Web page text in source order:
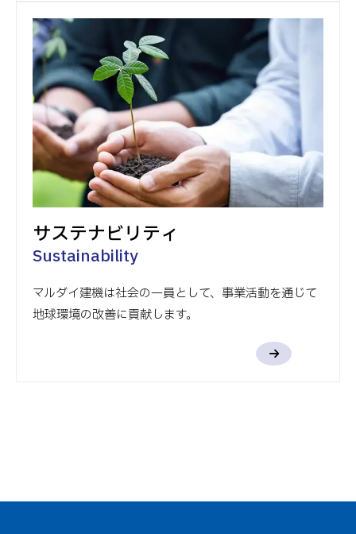
サステナビリティ
Sustainability
マルダイ建機は社会の一員として、事業活動を通じて
地球環境の改善に貢献します。